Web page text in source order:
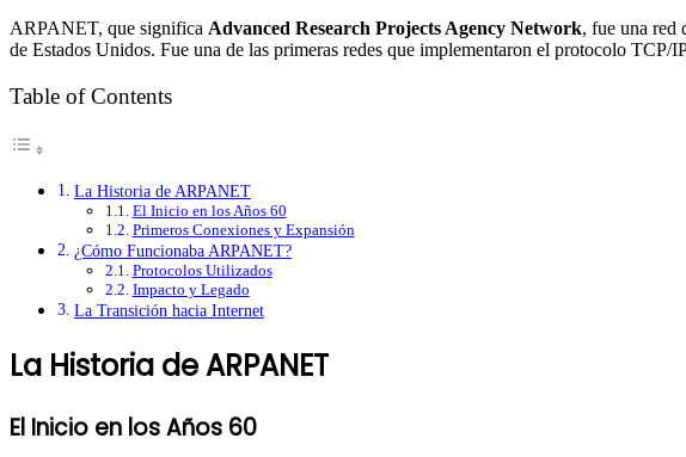
ARPANET, que significa Advanced Research Projects Agency Network, fue una red
de Estados Unidos. Fue una de las primeras redes que implementaron el protocolo TCP/
Table of Contents
La Historia de ARPANET
El Inicio en los Años 60
Primeros Conexiones y Expansión
¿Cómo Funcionaba ARPANET?
Protocolos Utilizados
Impacto y Legado
La Transición hacia Internet
La Historia de ARPANET
El Inicio en los Años 60